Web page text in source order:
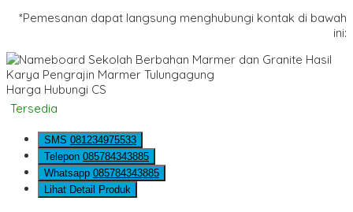
*Pemesanan dapat langsung menghubungi kontak di bawah
ini:
Harga Hubungi CS
Tersedia
SMS 081234975533
Telepon 085784343885
Whatsapp 085784343885
Lihat Detail Produk